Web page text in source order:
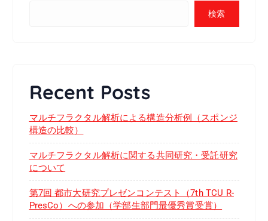
検索
Recent Posts
マルチフラクタル解析による構造分析例（スポンジ
構造の比較）
マルチフラクタル解析に関する共同研究・受託研究
について
第7回 都市大研究プレゼンコンテスト（7th TCU R-
PresCo）への参加（学部生部門最優秀賞受賞）